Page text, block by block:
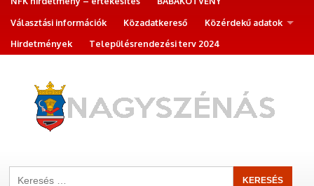
Választási információk
Közadatkereső
Közérdekű adatok
Hirdetmények
Településrendezési terv 2024